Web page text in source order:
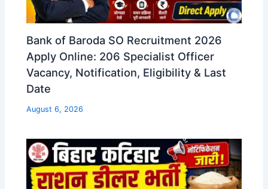
Bank of Baroda SO Recruitment 2026
Apply Online: 206 Specialist Officer
Vacancy, Notification, Eligibility & Last
Date
August 6, 2026